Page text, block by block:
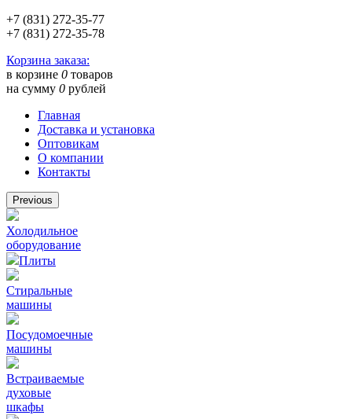
+7 (831) 272-35-77
+7 (831) 272-35-78
Корзина заказа:
в корзине 0 товаров
на сумму 0 рублей
Главная
Доставка и установка
Оптовикам
О компании
Контакты
Previous
Холодильное
оборудование
Плиты
Стиральные
машины
Посудомоечные
машины
Встраиваемые
духовые
шкафы